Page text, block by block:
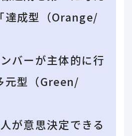
達成型（Orange/
バーが主体的に行
元型（Green/
が意思決定できる